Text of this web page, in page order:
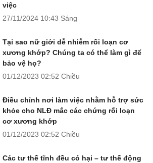
việc
27/11/2024 10:43 Sáng
Tại sao nữ giới dễ nhiễm rối loạn cơ
xương khớp? Chúng ta có thể làm gì để
bảo vệ họ?
01/12/2023 02:52 Chiều
Điều chỉnh nơi làm việc nhằm hỗ trợ sức
khỏe cho NLĐ mắc các chứng rối loạn
cơ xương khớp
01/12/2023 02:52 Chiều
Các tư thế tĩnh đều có hại – tư thế động